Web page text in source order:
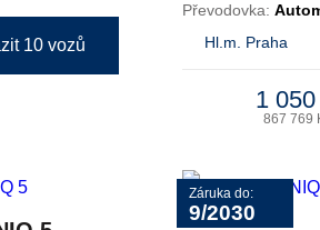
10 vozů
Převodovka:
Hl.m. Praha
1
867 769
Záruka do:
9/2030